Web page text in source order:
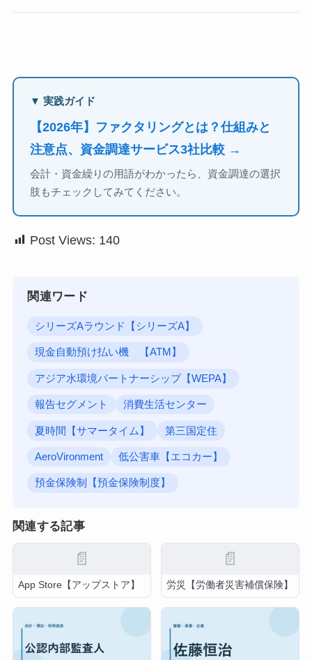
▼ 実践ガイド
【2026年】ファクタリングとは？仕組みと
注意点、資金調達サービス3社比較 →
会計・資金繰りの用語がわかったら、資金調達の選択
肢もチェックしてみてください。
Post Views: 140
関連ワード
シリーズAラウンド【シリーズA】
現金自動預け払い機 【ATM】
アジア水環境パートナーシップ【WEPA】
報告セグメント 消費生活センター
夏時間【サマータイム】 第三国定住
AeroVironment 低公害車【エコカー】
預金保険制【預金保険制度】
関連する記事
📄
App Store【アップストア】
📄
労災【労働者災害補償保険】